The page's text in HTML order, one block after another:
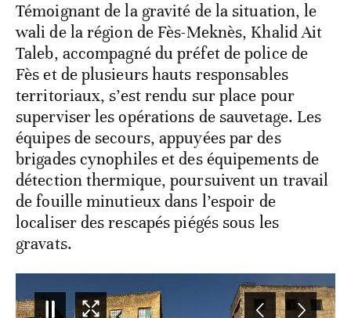
​Témoignant de la gravité de la situation, le
wali de la région de Fès-Meknès, Khalid Ait
Taleb, accompagné du préfet de police de
Fès et de plusieurs hauts responsables
territoriaux, s’est rendu sur place pour
superviser les opérations de sauvetage. Les
équipes de secours, appuyées par des
brigades cynophiles et des équipements de
détection thermique, poursuivent un travail
de fouille minutieux dans l’espoir de
localiser des rescapés piégés sous les
gravats.